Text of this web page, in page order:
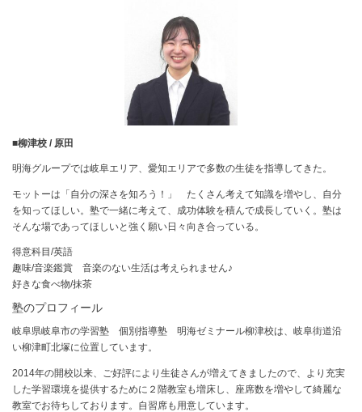
■柳津校 / 原田
明海グループでは岐阜エリア、愛知エリアで多数の生徒を指導してきた。
モットーは「自分の深さを知ろう！」 たくさん考えて知識を増やし、自分
を知ってほしい。塾で一緒に考えて、成功体験を積んで成長していく。塾は
そんな場であってほしいと強く願い日々向き合っている。
得意科目/英語
趣味/音楽鑑賞 音楽のない生活は考えられません♪
好きな食べ物/抹茶
塾のプロフィール
岐阜県岐阜市の学習塾 個別指導塾 明海ゼミナール柳津校は、岐阜街道沿
い柳津町北塚に位置しています。
2014年の開校以来、ご好評により生徒さんが増えてきましたので、より充実
した学習環境を提供するために２階教室も増床し、座席数を増やして綺麗な
教室でお待ちしております。自習席も用意しています。